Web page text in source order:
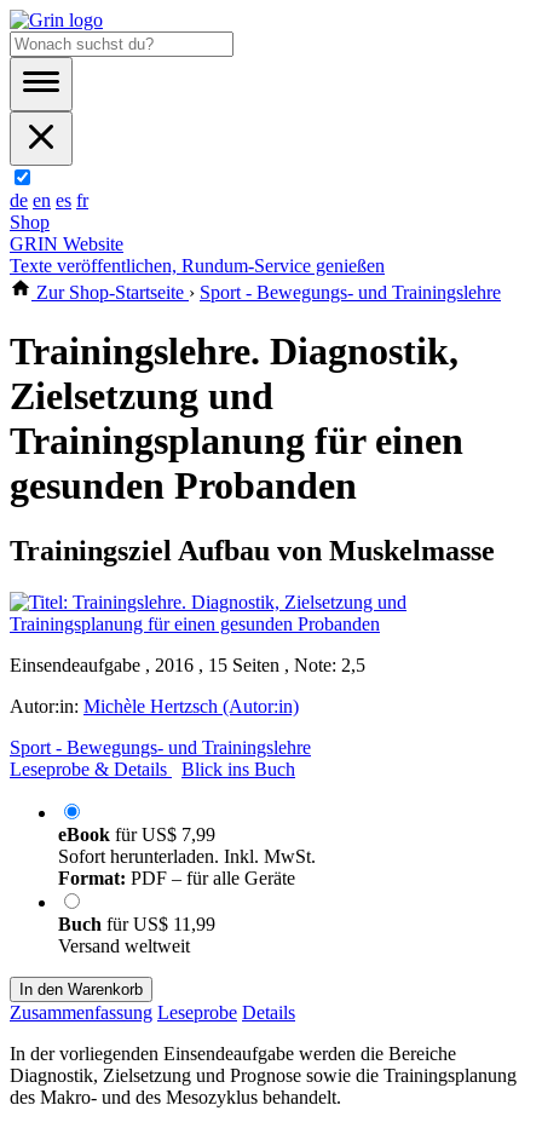
de en es fr
Shop
GRIN Website
Texte veröffentlichen, Rundum-Service genießen
Zur Shop-Startseite › Sport - Bewegungs- und Trainingslehre
Trainingslehre. Diagnostik,
Zielsetzung und
Trainingsplanung für einen
gesunden Probanden
Trainingsziel Aufbau von Muskelmasse
Einsendeaufgabe , 2016 , 15 Seiten , Note: 2,5
Autor:in: Michèle Hertzsch (Autor:in)
Sport - Bewegungs- und Trainingslehre
Leseprobe & Details
Blick ins Buch
eBook fürUS$ 7,99
Sofort herunterladen. Inkl. MwSt.
Format: PDF – für alle Geräte
Buch fürUS$ 11,99
Versand weltweit
In den Warenkorb
Zusammenfassung Leseprobe Details
In der vorliegenden Einsendeaufgabe werden die Bereiche
Diagnostik, Zielsetzung und Prognose sowie die Trainingsplanung
des Makro- und des Mesozyklus behandelt.